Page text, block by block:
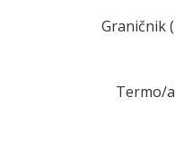
Graničnik
Termo/